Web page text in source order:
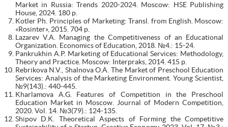
Market in Russia: Trends 2020-2024. Moscow: HSE Publishing
House, 2024. 180 p.
Kotler Ph. Principles of Marketing: Transl. from English. Moscow:
«Rosinter», 2015. 704 p.
Lazarev V.A. Managing the Competitiveness of an Educational
Organization. Economics of Education, 2018. №4.: 15-24.
Pankrukhin A.P. Marketing of Educational Services: Methodology,
Theory and Practice. Moscow: Interpraks, 2014. 415 p.
Rebrikova N.V., Shalnova O.A. The Market of Preschool Education
Services: Analysis of the Marketing Environment. Young Scientist,
№9(143).: 440-445.
Kharlamova A.G. Features of Competition in the Preschool
Education Market in Moscow. Journal of Modern Competition,
2020. Vol. 14. №3(79).: 124-135.
Shipov D.K. Theoretical Aspects of Forming the Competitive